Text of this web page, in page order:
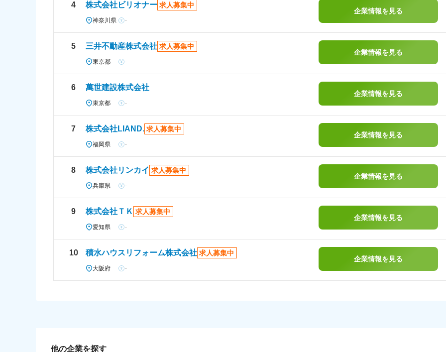
4 株式会社ビリオナー 求人募集中
神奈川県 -
企業情報を見る
5 三井不動産株式会社 求人募集中
東京都 -
企業情報を見る
6 萬世建設株式会社
東京都 -
企業情報を見る
7 株式会社LIAND. 求人募集中
福岡県 -
企業情報を見る
8 株式会社リンカイ 求人募集中
兵庫県 -
企業情報を見る
9 株式会社ＴＫ 求人募集中
愛知県 -
企業情報を見る
10 積水ハウスリフォーム株式会社 求人募集中
大阪府 -
企業情報を見る
他の企業を探す